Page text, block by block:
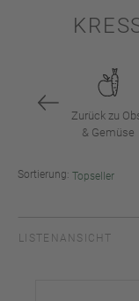
Zurück zu
& Gemüse
Sortierung:
LISTENANSICHT